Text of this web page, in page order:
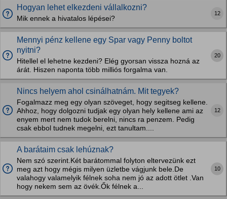
Hogyan lehet elkezdeni vállalkozni?
Mik ennek a hivatalos lépései?
12
Mennyi pénz kellene egy Spar vagy Penny boltot
nyitni?
Hitellel el lehetne kezdeni? Elég gyorsan vissza hozná az
árát. Hiszen naponta több milliós forgalma van.
20
Nincs helyem ahol csinálhatnám. Mit tegyek?
Fogalmazz meg egy olyan szöveget, hogy segitseg kellene.
Ahhoz, hogy dolgozni tudjak egy olyan hely kellene ami az
enyem mert nem tudok berelni, nincs ra penzem. Pedig
csak ebbol tudnek megelni, ezt tanultam....
12
A barátaim csak lehúznak?
Nem szó szerint.Két barátommal folyton eltervezünk ezt
meg azt hogy mégis milyen üzletbe vágjunk bele.De
valahogy valamelyik félnek soha nem jó az adott ötlet .Van
hogy nekem sem az övék.Ők félnek a...
10